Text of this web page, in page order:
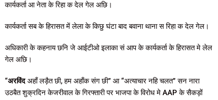
कार्यकर्ता आ नेता के रिहा क देल गेल अछि।
कार्यकर्ता सब के हिरासत में लेला के किछु घंटा बाद बवाना थाना स रिहा क देल गेल।
अधिकारी के कहनाय छनि जे आईटीओ इलाका सं आप के कार्यकर्ता के हिरासत मे लेल
गेल अछि।
“अरविंदअहाँ लड़ैत छी, हम अहाँक संग छी” आ “अत्याचार नहि चलत” सन नारा
उठबैत शुक्रदिन केजरीवाल के गिरफ्तारी पर भाजपा के विरोध मे AAP के सैकड़ों